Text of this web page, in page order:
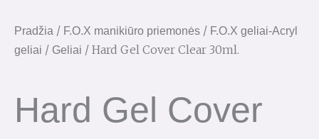
Pradžia / F.O.X manikiūro priemonės / F.O.X geliai-Acryl
geliai / Geliai / Hard Gel Cover Clear 30ml.
Hard Gel Cover